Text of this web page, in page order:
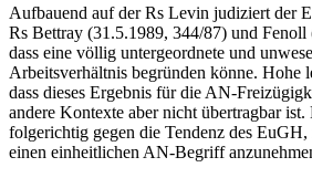
Aufbauend auf der Rs Levin judiziert der
Rs Bettray (31.5.1989, 344/87) und Fenoll
dass eine völlig untergeordnete und
Arbeitsverhältnis begründen könne. Hohe
dass dieses Ergebnis für die AN-
andere Kontexte aber nicht übertragbar ist.
folgerichtig gegen die Tendenz des EuGH,
einen einheitlichen AN-Begriff